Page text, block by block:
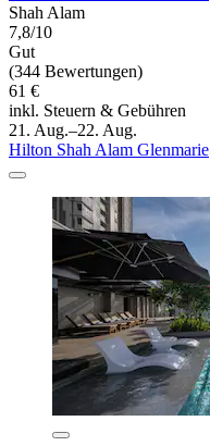
Shah Alam
7,8/10
Gut
(344 Bewertungen)
61 €
inkl. Steuern & Gebühren
21. Aug.–22. Aug.
Hilton Shah Alam Glenmarie